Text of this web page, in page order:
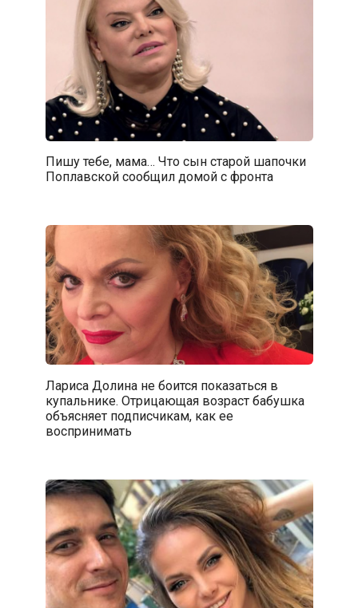
Пишу тебе, мама… Что сын старой шапочки
Поплавской сообщил домой с фронта
Лариса Долина не боится показаться в
купальнике. Отрицающая возраст бабушка
объясняет подписчикам, как ее
воспринимать